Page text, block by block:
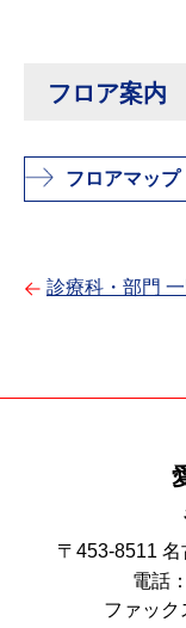
フロア案内
フロアマップ
診療科・部門
〒453-8511
電話：
ファック